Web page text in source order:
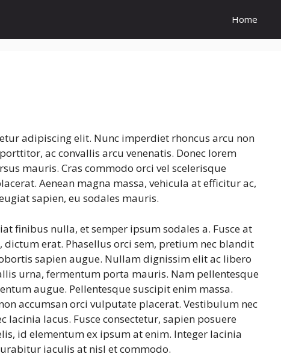
Home
adipiscing elit. Nunc imperdiet rhoncus arcu non
ac convallis arcu venenatis. Donec lorem
mauris. Cras commodo orci vel scelerisque
Aenean magna massa, vehicula at efficitur ac,
sapien, eu sodales mauris.
finibus nulla, et semper ipsum sodales a. Fusce at
erat. Phasellus orci sem, pretium nec blandit
sapien augue. Nullam dignissim elit ac libero
urna, fermentum porta mauris. Nam pellentesque
augue. Pellentesque suscipit enim massa.
accumsan orci vulputate placerat. Vestibulum nec
lacus. Fusce consectetur, sapien posuere
id elementum ex ipsum at enim. Integer lacinia
iaculis at nisl et commodo.